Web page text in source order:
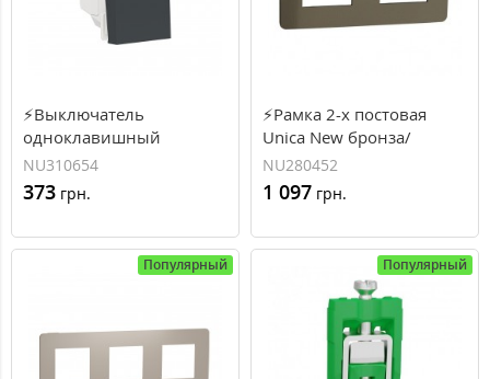
⚡Выключатель
одноклавишный
кнопочный сх.1 10А, 1
модуль Unica New
антрацит (NU310654)
NU310654
373 грн.
⚡Рамка 2-х постовая
Unica New бронза/
антрацит (NU280452)
NU280452
1 097 грн.
Популярный Популярный